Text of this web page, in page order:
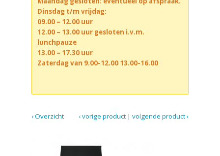
Dinsdag t/m vrijdag:
09.00 – 12.00 uur
12.00 – 13.00 uur gesloten i.v.m.
lunchpauze
13.00 – 17.30 uur
Zaterdag van 9.00-12.00 13.00-16.00
‹ Overzicht volgende product ›
|
‹ vorige product